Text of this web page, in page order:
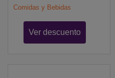
Comidas y Bebidas
Ver descuento